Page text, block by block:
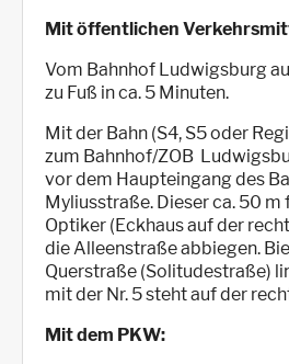
Mit öffentlichen
Vom Bahnhof Ludwigsburg
zu Fuß in ca. 5 Minuten.
Mit der Bahn (S4, S5 oder
zum Bahnhof/ZOB
vor dem Haupteingang des
Myliusstraße. Dieser ca. 50
Optiker (Eckhaus auf der
die Alleenstraße abbiegen.
Querstraße (Solitudestraße)
mit der Nr. 5 steht auf der
Mit dem PKW: